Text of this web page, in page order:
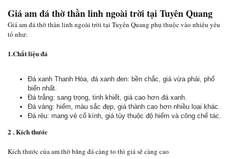
Giá am đá thờ thần linh ngoài trời tại Tuyên Quang
Giá am đá thờ thần linh ngoài trời tại Tuyên Quang phụ thuộc vào nhiều yếu
tố như:
1.Chất liệu đá
Đá xanh Thanh Hóa, đá xanh đen: bền chắc, giá vừa phải, phổ
biến nhất.
Đá trắng: sang trọng, tinh khiết, giá cao hơn đá xanh.
Đá vàng: hiếm, màu sắc đẹp, giá thành cao hơn nhiều loại khác.
Đá rêu: mang vẻ cổ kính, giá tùy thuộc độ hiếm và công chế tác.
2 . Kích thước
Kích thước của am thờ bằng đá càng to thì giá sẽ càng cao